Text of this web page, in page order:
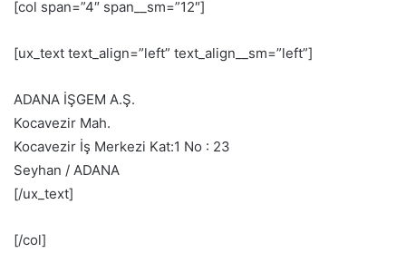
[col span=”4″ span__sm=”12″]
[ux_text text_align=”left” text_align__sm=”left”]
ADANA İŞGEM A.Ş.
Kocavezir Mah.
Kocavezir İş Merkezi Kat:1 No : 23
Seyhan / ADANA
[/ux_text]
[/col]